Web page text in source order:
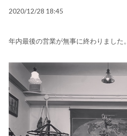
2020/12/28 18:45
年内最後の営業が無事に終わりました。